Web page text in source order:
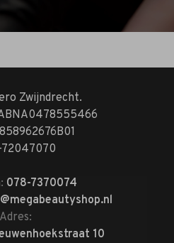
Zwijndrecht.
72047070
078-7370074
Adres:
10